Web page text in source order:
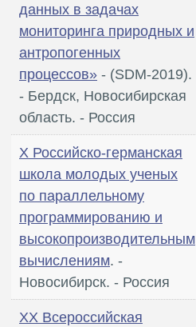
данных в задачах
мониторинга природных и
антропогенных
процессов» - (SDM-2019).
- Бердск, Новосибирская
область. - Россия
X Российско-германская
школа молодых ученых
по параллельному
программированию и
высокопроизводительным
вычислениям. -
Новосибирск. - Россия
XX Всероссийская